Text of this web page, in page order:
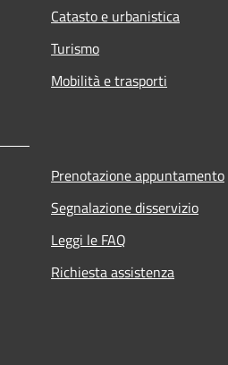
Catasto e urbanistica
Turismo
Mobilità e trasporti
Prenotazione appuntamento
Segnalazione disservizio
Leggi le FAQ
Richiesta assistenza